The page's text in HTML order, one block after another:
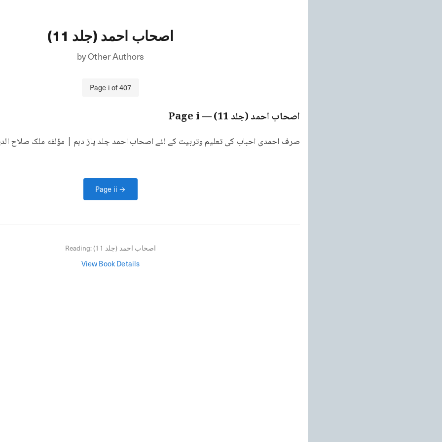
اصحاب احمد (جلد 11)
byOther Authors
Page iof407
اصحاب احمد (جلد 11) — Page
i
صرف احمدی احباب کی تعلیم وتربیت کے لئے اصحاب احمد جلد یاز دہم | مؤلفه ملک صلاح
Page ii →
Reading: اصحاب احمد (جلد 11)
View Book Details